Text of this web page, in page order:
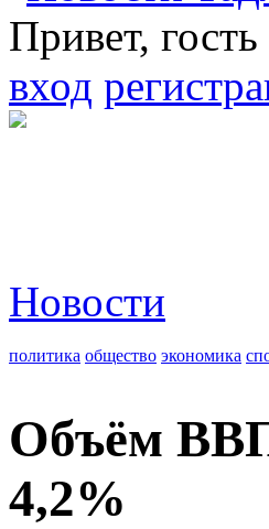
Привет, гость
вход
Новости
политика общество экономика
Объём
4,2%